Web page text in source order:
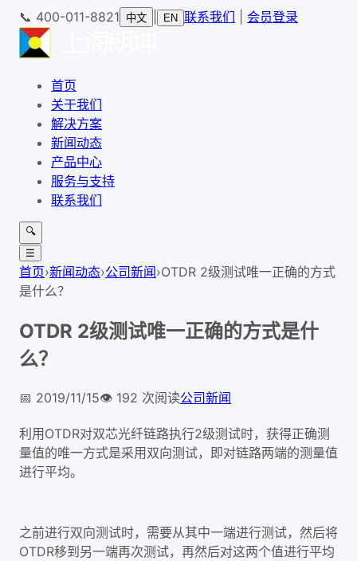
📞 400-011-8821 中文 EN 联系我们 会员登录
首页
关于我们
解决方案
新闻动态
产品中心
服务与支持
联系我们
🔍
☰
首页›新闻动态›公司新闻›OTDR 2级测试唯一正确的方式
是什么？
OTDR 2级测试唯一正确的方式是什
么？
📅 2019/11/15👁️ 192 次阅读公司新闻
利用OTDR对双芯光纤链路执行2级测试时，获得正确测
量值的唯一方式是采用双向测试，即对链路两端的测量值
进行平均。
之前进行双向测试时，需要从其中一端进行测试，然后将
OTDR移到另一端再次测试，再然后对这两个值进行平均